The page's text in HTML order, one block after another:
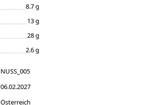
8.7 g
13 g
28 g
2.6 g
NUSS_005
06.02.2027
Österreich